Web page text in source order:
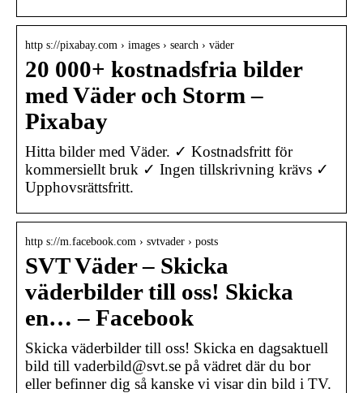
http s://pixabay.com › images › search › väder
20 000+ kostnadsfria bilder
med Väder och Storm –
Pixabay
Hitta bilder med Väder. ✓ Kostnadsfritt för
kommersiellt bruk ✓ Ingen tillskrivning krävs ✓
Upphovsrättsfritt.
http s://m.facebook.com › svtvader › posts
SVT Väder – Skicka
väderbilder till oss! Skicka
en… – Facebook
Skicka väderbilder till oss! Skicka en dagsaktuell
bild till vaderbild@svt.se på vädret där du bor
eller befinner dig så kanske vi visar din bild i TV.